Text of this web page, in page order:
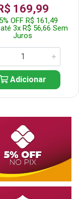
169,99
OFF R$ 161,49
3x R$ 56,66 Sem
Juros
Adicionar